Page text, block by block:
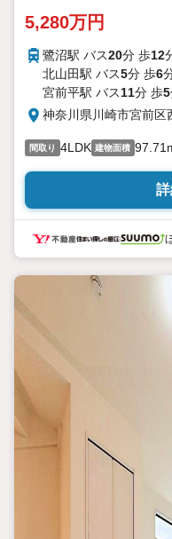
5,280万円
鷺沼駅 バス20分 歩12
北山田駅 バス5分 歩6
宮前平駅 バス11分 歩5
神奈川県川崎市宮前区
間取り 4LDK 建物面積